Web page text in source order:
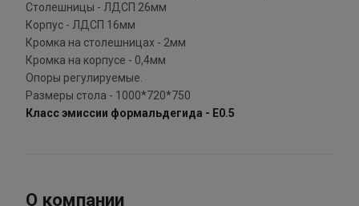
Столешницы - ЛДСП 26мм
Корпус - ЛДСП 16мм
Кромка на столешницах - 2мм
Кромка на корпусе - 0,4мм
Опоры регулируемые.
Размеры стола - 1000*720*750
Класс эмиссии формальдегида - E0.5
О компании